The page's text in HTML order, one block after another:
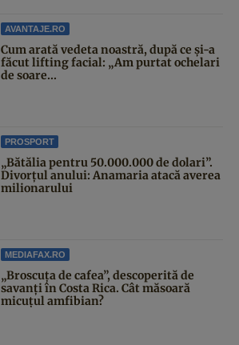
AVANTAJE.RO
Cum arată vedeta noastră, după ce și-a
făcut lifting facial: „Am purtat ochelari
de soare...
PROSPORT
„Bătălia pentru 50.000.000 de dolari”.
Divorțul anului: Anamaria atacă averea
milionarului
MEDIAFAX.RO
„Broscuța de cafea”, descoperită de
savanți în Costa Rica. Cât măsoară
micuțul amfibian?